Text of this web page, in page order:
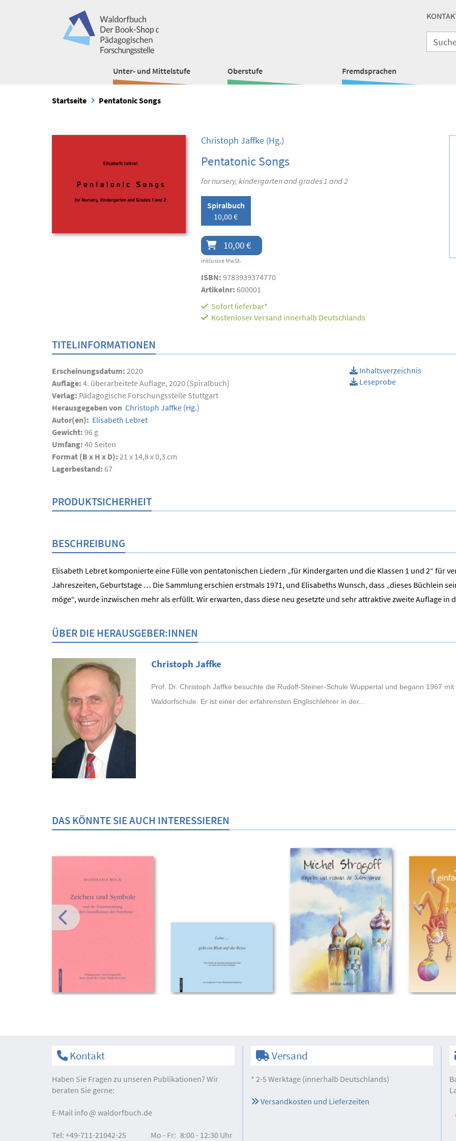
Unter- und Mittelstufe Oberstufe Fremdsprachen
Startseite Pentatonic Songs
Christoph Jaffke(Hg.)
Pentatonic Songs
for nursery, kindergarten and grades 1 and 2
Spiralbuch
10,00 €
10,00 €
inklusive MwSt.
ISBN: 9783939374770
Artikelnr: 600001
Sofort lieferbar*
Kostenloser Versand innerhalb Deutschlands
TITELINFORMATIONEN
Erscheinungsdatum: 2020
Auflage: 4. überarbeitete Auflage, 2020 (Spiralbuch)
Verlag: Pädagogische Forschungsstelle Stuttgart
Herausgegeben von Christoph Jaffke (Hg.)
Autor(en): Elisabeth Lebret
Gewicht: 96 g
Umfang: 40 Seiten
Format (B x H x D): 21 x 14,8 x 0,3 cm
Lagerbestand: 67
Inhaltsverzeichnis
Leseprobe
PRODUKTSICHERHEIT
BESCHREIBUNG
Elisabeth Lebret komponierte eine Fülle von pentatonischen Liedern „für Kindergarten und die Klassen 1 und 2“ für
Jahreszeiten, Geburtstage … Die Sammlung erschien erstmals 1971, und Elisabeths Wunsch, dass „dieses Büchlein
möge“, wurde inzwischen mehr als erfüllt. Wir erwarten, dass diese neu gesetzte und sehr attraktive zweite Auflage
ÜBER DIE HERAUSGEBER:INNEN
Christoph Jaffke
Prof. Dr. Christoph Jaffke besuchte die Rudolf-Steiner-Schule Wuppertal und begann 1967
Waldorfschule. Er ist einer der erfahrensten Englischlehrer in der...
DAS KÖNNTE SIE AUCH INTERESSIEREN
Kontakt
Haben Sie Fragen zu unseren Publikationen? Wir
beraten Sie gerne:
E-Mail info waldorfbuch.de
Tel: +49-711-21042-25
Mo - Fr: 8:00 - 12:30 Uhr
Versand
* 2-5 Werktage (innerhalb Deutschlands)
Versandkosten und Lieferzeiten